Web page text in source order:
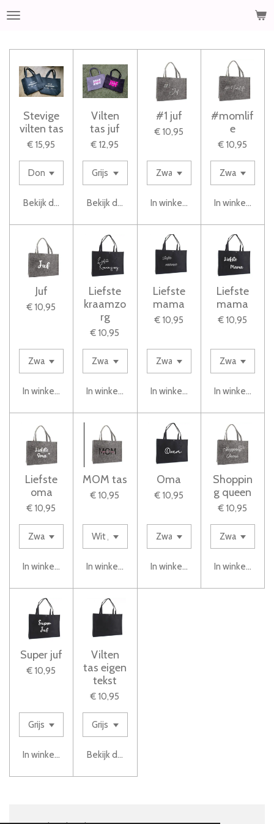
Ga
de
hoofdinhoud
Stevige
vilten tas
€ 15,95
Bekijk details
Vilten
tas juf
€ 12,95
Bekijk details
#1 juf
€ 10,95
In winkelwagen
#momlif
e
€ 10,95
In winkelwagen
Juf
€ 10,95
In winkelwagen
Liefste
kraamzo
rg
€ 10,95
In winkelwagen
Liefste
mama
€ 10,95
In winkelwagen
Liefste
mama
€ 10,95
In winkelwagen
Liefste
oma
€ 10,95
In winkelwagen
MOM tas
€ 10,95
In winkelwagen
Oma
€ 10,95
In winkelwagen
Shoppin
g queen
€ 10,95
In winkelwagen
Super juf
€ 10,95
In winkelwagen
Vilten
tas eigen
tekst
€ 10,95
Bekijk details